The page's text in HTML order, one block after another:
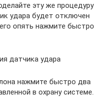
эту же процедуру
удара будет отключен
опять нажмите быстро
датчика удара
нажмите быстро два
в охрану системе.